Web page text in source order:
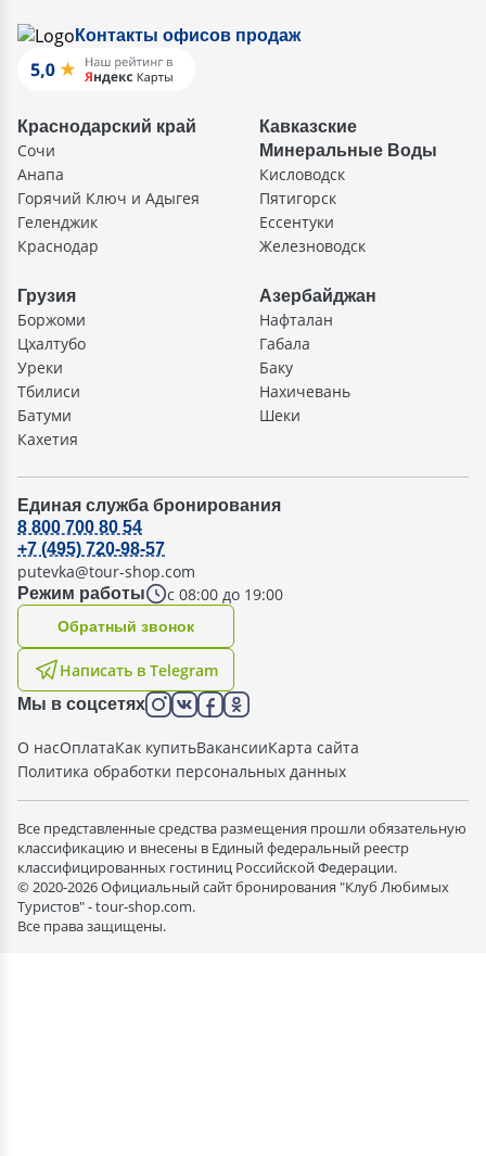
Контакты офисов продаж
Краснодарский край
Сочи
Анапа
Горячий Ключ и Адыгея
Геленджик
Краснодар
Кавказские
Минеральные Воды
Кисловодск
Пятигорск
Ессентуки
Железноводск
Грузия
Боржоми
Цхалтубо
Уреки
Тбилиси
Батуми
Кахетия
Азербайджан
Нафталан
Габала
Баку
Нахичевань
Шеки
Единая служба бронирования
Режим работы с 08:00 до 19:00
8 800 700 80 54
+7 (495) 720-98-57
putevka@tour-shop.com
Написать в Telegram
Oбратный звонок
Мы в соцсетях
О насОплатаКак купитьВакансииКарта сайта
Политика обработки персональных данных
Все представленные средства размещения прошли обязательную
классификацию и внесены в Единый федеральный реестр
классифицированных гостиниц Российской Федерации.
© 2020-2026 Официальный сайт бронирования "Клуб Любимых
Туристов" - tour-shop.com.
Все права защищены.